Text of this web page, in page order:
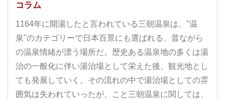
コラム
1164年に開湯したと言われている三朝温泉は、"温
泉"のカテゴリーで日本百景にも選ばれる、昔ながら
の温泉情緒が漂う場所だ。歴史ある温泉地の多くは湯
治の一般化に伴い湯治場として栄えた後、観光地とし
ても発展していく。その流れの中で湯治場としての雰
囲気は失われていったが、こと三朝温泉に関しては、